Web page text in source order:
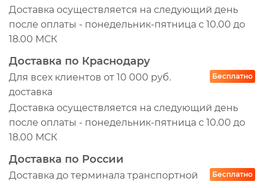
BL40246
Доставка осуществляется на следующий день
после оплаты - понедельник-пятница с 10.00 до
18.00 МСК
Доставка по Краснодару
Для всех клиентов от 10 000 руб.
доставка
Бесплатно
Доставка осуществляется на следующий день
после оплаты - понедельник-пятница с 10.00 до
18.00 МСК
Доставка по России
Доставка до терминала транспортной
Бесплатно